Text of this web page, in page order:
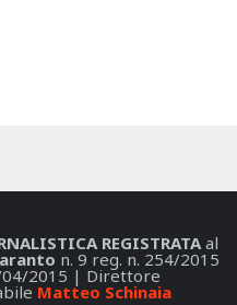
REGISTRATAal
n. 9 reg. n. 254/2015
2015 | Direttore
Matteo Schinaia